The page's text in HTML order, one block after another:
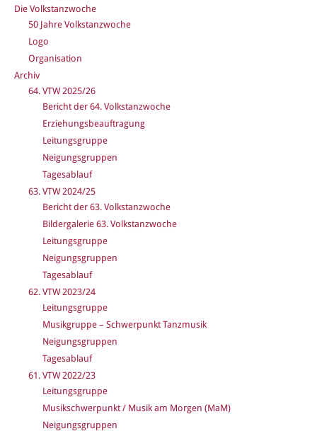
Die Volkstanzwoche
50 Jahre Volkstanzwoche
Logo
Organisation
Archiv
64. VTW 2025/26
Bericht der 64. Volkstanzwoche
Erziehungsbeauftragung
Leitungsgruppe
Neigungsgruppen
Tagesablauf
63. VTW 2024/25
Bericht der 63. Volkstanzwoche
Bildergalerie 63. Volkstanzwoche
Leitungsgruppe
Neigungsgruppen
Tagesablauf
62. VTW 2023/24
Leitungsgruppe
Musikgruppe – Schwerpunkt Tanzmusik
Neigungsgruppen
Tagesablauf
61. VTW 2022/23
Leitungsgruppe
Musikschwerpunkt / Musik am Morgen (MaM)
Neigungsgruppen